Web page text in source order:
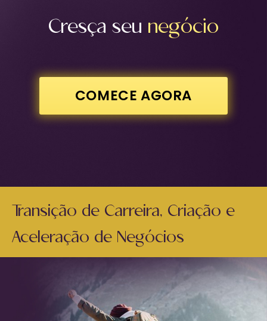
Cresça seu negócio
COMECE AGORA
Transição de Carreira, Criação e
Aceleração de Negócios